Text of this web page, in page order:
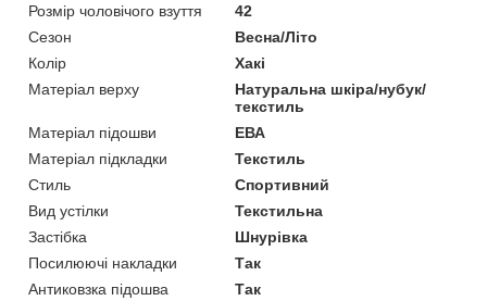
Розмір чоловічого взуття
42
Сезон
Весна/Літо
Колір
Хакі
Матеріал верху
Натуральна шкіра/нубук/
текстиль
Матеріал підошви
ЕВА
Матеріал підкладки
Текстиль
Стиль
Спортивний
Вид устілки
Текстильна
Застібка
Шнурівка
Посилюючі накладки
Так
Антиковзка підошва
Так